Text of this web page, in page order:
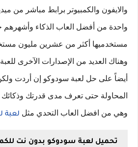
والايفون والكمبيوتر برابط مباشر من
واحدة من أفضل العاب الذكاء وأشهرهم
مستخدميها أكثر من عشرين مليون
وهناك العديد من الإصدارات الآخرى
أيضاً على حل لعبة سودوكو إن أردت
المحاولة حتى تعرف مدى قدرتك وذكائك
وهي من افضل العاب التحدي مثل لعبة